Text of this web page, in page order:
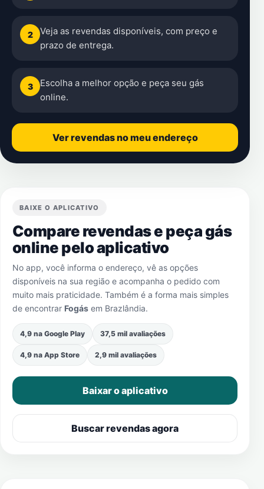
2
Veja as revendas disponíveis, com preço e
prazo de entrega.
3
Escolha a melhor opção e peça seu gás
online.
Ver revendas no meu endereço
BAIXE O APLICATIVO
Compare revendas e peça gás
online pelo aplicativo
No app, você informa o endereço, vê as opções
disponíveis na sua região e acompanha o pedido com
muito mais praticidade. Também é a forma mais simples
de encontrar Fogás em Brazlândia.
4,9 na Google Play 37,5 mil avaliações
4,9 na App Store 2,9 mil avaliações
Baixar o aplicativo
Buscar revendas agora